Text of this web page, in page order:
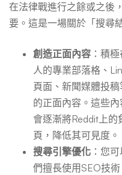
在法律戰進行之餘或之後
要。這是一場關於「搜尋
創造正面內容 ：積
人的專業部落格、
頁面、新聞媒體投
的正面內容。這些
會逐漸將Reddit上
頁，降低其可見度。
搜尋引擎優化 ：您
們擅長使用SEO技